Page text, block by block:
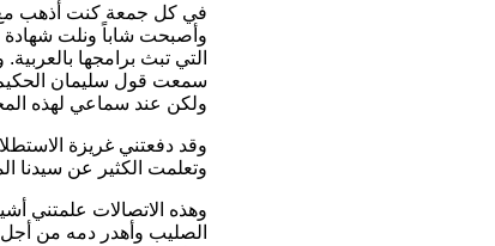
في كل جمعة كنت أذهب مع
وأصبحت شاباً ونلت شهادة
التي تبث برامجها
سمعت قول سليمان
ولكن عند سماعي لهذه
وقد دفعتني غريزة
وتعلمت الكثير عن سيدنا
وهذه الاتصالات علمتني
الصليب وأهدر دمه من أجل